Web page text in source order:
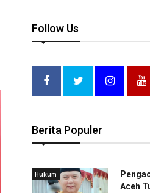
Follow Us
Berita Populer
Hukum
Aceh